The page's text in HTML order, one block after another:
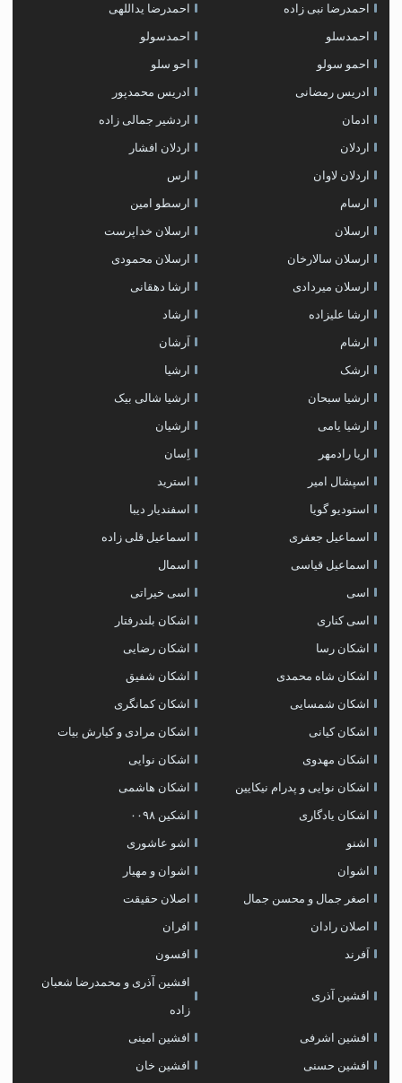
احمدرضا نبی زاده احمدرضا یداللهی
احمدسلو احمدسولو
احمو سولو احو سلو
ادریس رمضانی ادریس محمدپور
ادمان اردشیر جمالی زاده
اردلان اردلان افشار
اردلان لاوان ارس
ارسام ارسطو امین
ارسلان ارسلان خداپرست
ارسلان سالارخان ارسلان محمودی
ارسلان میردادی ارشا دهقانی
ارشا علیزاده ارشاد
ارشام اَرشان
ارشک ارشیا
ارشیا سبحان ارشیا شالی بیک
ارشیا یامی ارشیان
اریا رادمهر اِسان
اسپشال امیر استرید
استودیو گویا اسفندیار دیبا
اسماعیل جعفری اسماعیل قلی زاده
اسماعیل قیاسی اسمال
اسی اسی خیراتی
اسی کناری اشکان بلندرفتار
اشکان رسا اشکان رضایی
اشکان شاه محمدی اشکان شفیق
اشکان شمسایی اشکان‌ کمانگری
اشکان کیانی اشکان مرادی و کیارش بیات
اشکان مهدوی اشکان نوایی
اشکان نوایی و پدرام نیکایین اشکان هاشمی
اشکان یادگاری اشکین ۰۰۹۸
اشنو اشو عاشوری
اشوان اشوان و مهیار
اصغر جمال و محسن جمال اصلان حقیقت
اصلان رادان افران
اَفرند افسون
افشین آذری
افشین آذری و محمدرضا شعبان
زاده
افشین اشرفی افشین امینی
افشین حسنی افشین خان